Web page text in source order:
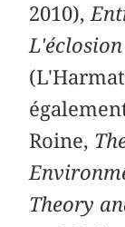
2010),
Roine,
Theory